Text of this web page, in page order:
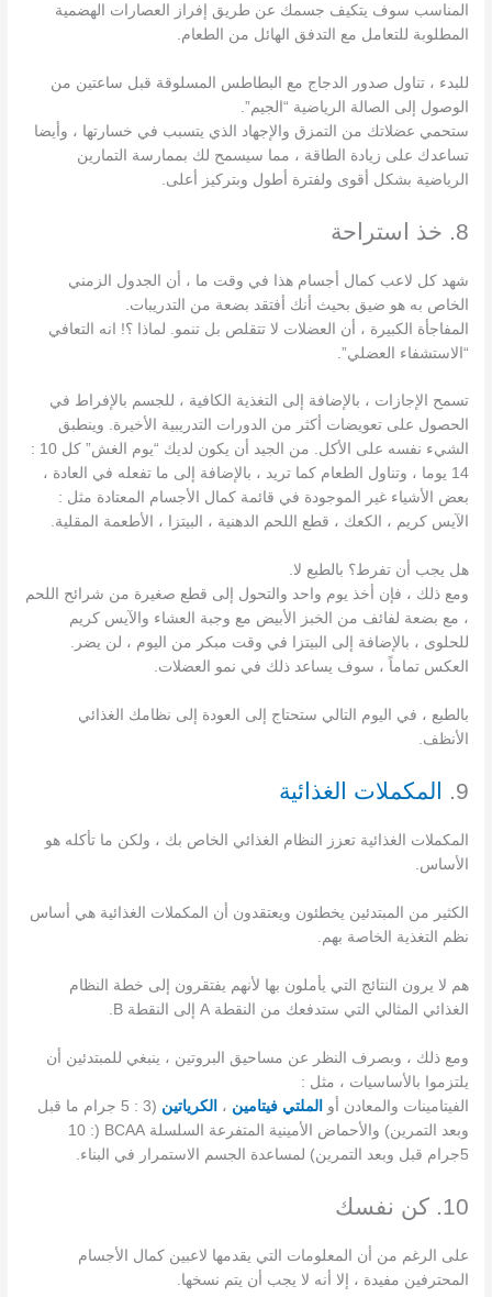
المناسب سوف يتكيف جسمك عن طريق إفراز العصارات الهضمية
المطلوبة للتعامل مع التدفق الهائل من الطعام.
للبدء ، تناول صدور الدجاج ​​مع البطاطس المسلوقة قبل ساعتين من
الوصول إلى الصالة الرياضية “الجيم”.
ستحمي عضلاتك من التمزق والإجهاد الذي يتسبب في خسارتها ، وأيضا
تساعدك على زيادة الطاقة ، مما سيسمح لك بممارسة التمارين
الرياضية بشكل أقوى ولفترة أطول وبتركيز أعلى.
8. خذ استراحة
شهد كل لاعب كمال أجسام هذا في وقت ما ، أن الجدول الزمني
الخاص به هو ضيق بحيث أنك أفتقد بضعة من التدريبات.
المفاجأة الكبيرة ، أن العضلات لا تتقلص بل تنمو. لماذا ؟! انه التعافي
“الاستشفاء العضلي”.
تسمح الإجازات ، بالإضافة إلى التغذية الكافية ، للجسم بالإفراط في
الحصول على تعويضات أكثر من الدورات التدريبية الأخيرة. وينطبق
الشيء نفسه على الأكل.
من الجيد أن يكون لديك “يوم الغش” كل 10 :
14 يوما ، وتناول الطعام كما تريد ، بالإضافة إلى ما تفعله في العادة ،
بعض الأشياء غير الموجودة في قائمة كمال الأجسام المعتادة مثل :
الآيس كريم ، الكعك ، قطع اللحم الدهنية ، البيتزا ، الأطعمة المقلية.
هل يجب أن تفرط؟ بالطبع لا.
ومع ذلك ، فإن أخذ يوم واحد والتحول إلى قطع صغيرة من شرائح اللحم
، مع بضعة لفائف من الخبز الأبيض مع وجبة العشاء والآيس كريم
للحلوى ، بالإضافة إلى البيتزا في وقت مبكر من اليوم ، لن يضر.
العكس تماماً ، سوف يساعد ذلك في نمو العضلات.
بالطبع ، في اليوم التالي ستحتاج إلى العودة إلى نظامك الغذائي
الأنظف.
9. المكملات الغذائية
المكملات الغذائية تعزز النظام الغذائي الخاص بك ، ولكن ما تأكله هو
الأساس.
الكثير من المبتدئين يخطئون ويعتقدون أن المكملات الغذائية هي أساس
نظم التغذية الخاصة بهم.
هم لا يرون النتائج التي يأملون بها لأنهم يفتقرون إلى خطة النظام
الغذائي المثالي التي ستدفعك من النقطة A إلى النقطة B.
ومع ذلك ، وبصرف النظر عن مساحيق البروتين ، ينبغي للمبتدئين أن
يلتزموا بالأساسيات ، مثل :
الفيتامينات والمعادن أو الملتي فيتامين ، الكرياتين
(3 : 5 جرام ما قبل
وبعد التمرين) والأحماض الأمينية المتفرعة السلسلة BCAA (10 :
5جرام قبل وبعد التمرين) لمساعدة
الجسم الاستمرار في البناء.
10. كن نفسك
على الرغم من أن المعلومات التي يقدمها لاعبين كمال الأجسام
المحترفين مفيدة ، إلا أنه لا يجب أن يتم نسخها.